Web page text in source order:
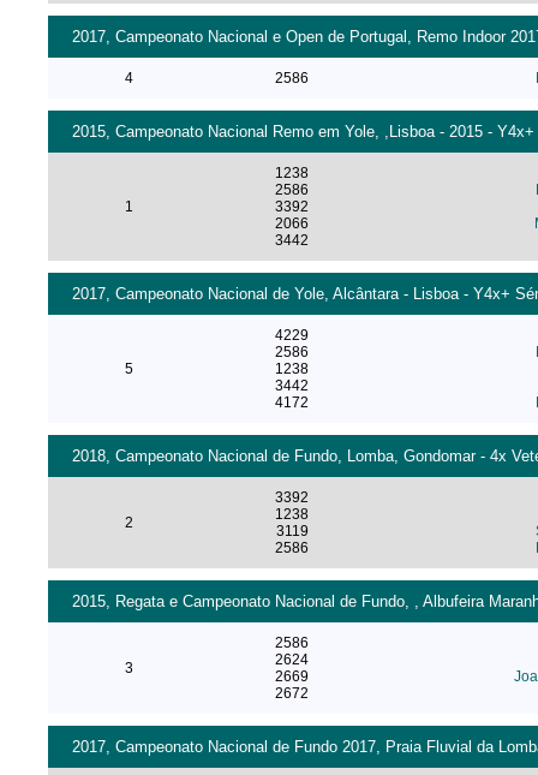
2017, Campeonato Nacional e Open de Portugal, Remo Indoor
4 2586
2015, Campeonato Nacional Remo em Yole, ,Lisboa - 2015 -
1
1238
2586
3392
2066
3442
2017, Campeonato Nacional de Yole, Alcântara - Lisboa - Y4x+
5
4229
2586
1238
3442
4172
2018, Campeonato Nacional de Fundo, Lomba, Gondomar - 4x
2
3392
1238
3119
2586
2015, Regata e Campeonato Nacional de Fundo, , Albufeira
3
2586
2624
2669
2672
2017, Campeonato Nacional de Fundo 2017, Praia Fluvial da